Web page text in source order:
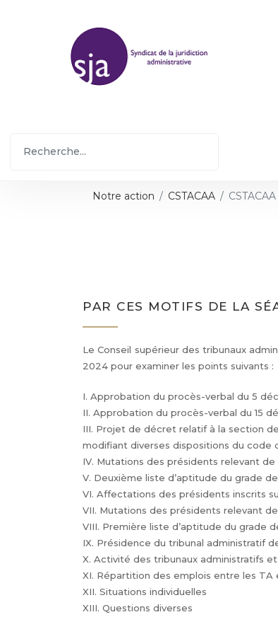
Notre action CSTACAA
PAR CES MOTIFS DE LA
Le Conseil supérieur des tribunaux
2024 pour examiner les points suivants :
I. Approbation du procès-verbal du 5
II. Approbation du procès-verbal du 15
III. Projet de décret relatif à la section
modifiant diverses dispositions du code
IV. Mutations des présidents relevant
V. Deuxième liste d’aptitude du grade
VI. Affectations des présidents inscrits
VII. Mutations des présidents relevant
VIII. Première liste d’aptitude du grade
IX. Présidence du tribunal administratif
X. Activité des tribunaux administratifs
XI. Répartition des emplois entre les TA
XII. Situations individuelles
XIII. Questions diverses